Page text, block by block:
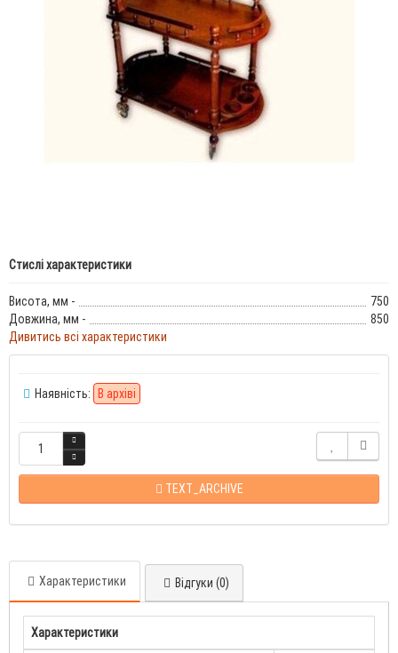
Стислі характеристики
Висота, мм -
750
Довжина, мм -
850
Дивитись всі характеристики
Наявність: В архіві
TEXT_ARCHIVE
Характеристики Відгуки (0)
Характеристики